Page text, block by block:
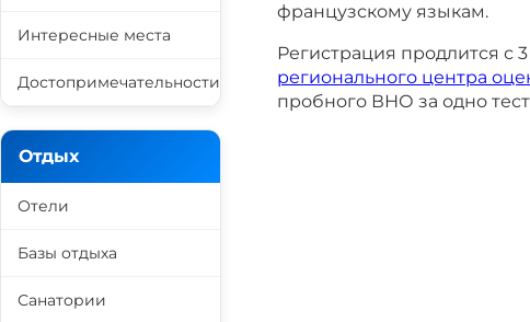
французскому языкам.
Регистрация продлится с
регионального центра
пробного ВНО за одно
Интересные места
Достопримечательности
Отдых
Отели
Базы отдыха
Санатории